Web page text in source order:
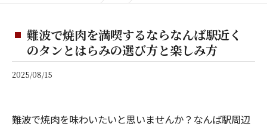
難波で焼肉を満喫するならなんば駅近く
のタンとはらみの選び方と楽しみ方
2025/08/15
難波で焼肉を味わいたいと思いませんか？なんば駅周辺